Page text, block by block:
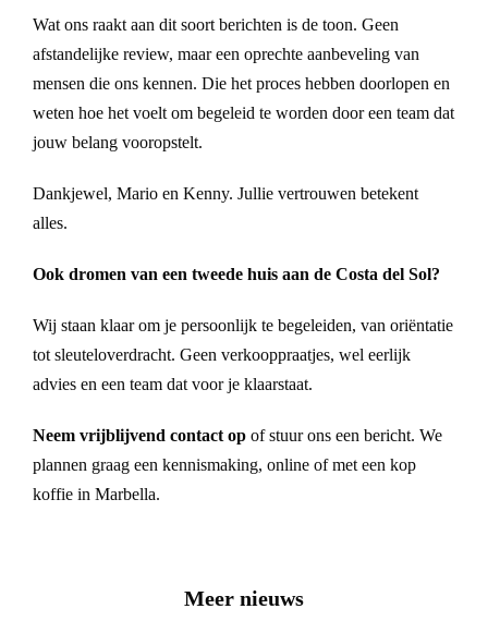
Wat ons raakt aan dit soort berichten is de toon. Geen
afstandelijke review, maar een oprechte aanbeveling van
mensen die ons kennen. Die het proces hebben doorlopen en
weten hoe het voelt om begeleid te worden door een team dat
jouw belang vooropstelt.
Dankjewel, Mario en Kenny. Jullie vertrouwen betekent
alles.
Ook dromen van een tweede huis aan de Costa del Sol?
Wij staan klaar om je persoonlijk te begeleiden, van oriëntatie
tot sleuteloverdracht. Geen verkooppraatjes, wel eerlijk
advies en een team dat voor je klaarstaat.
Neem vrijblijvend contact op of stuur ons een bericht. We
plannen graag een kennismaking, online of met een kop
koffie in Marbella.
Meer nieuws